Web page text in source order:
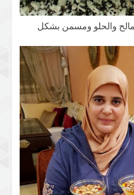
والحلو ومسمن بشكل